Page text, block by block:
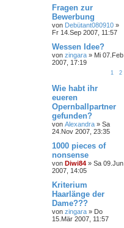
Fragen zur
Bewerbung
von Debütant080910 »
Fr 14.Sep 2007, 11:57
Wessen Idee?
von zingara » Mi 07.Feb
2007, 17:19
1 2
Wie habt ihr
eueren
Opernballpartner
gefunden?
von Alexandra » Sa
24.Nov 2007, 23:35
1000 pieces of
nonsense
von Diwi84 » Sa 09.Jun
2007, 14:05
Kriterium
Haarlänge der
Dame???
von zingara » Do
15.Mär 2007, 11:57